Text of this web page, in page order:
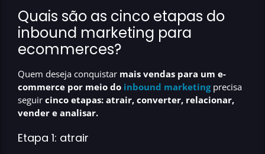
Quais são as cinco etapas do
inbound marketing para
ecommerces?
Quem deseja conquistar mais vendas para um e-
commerce por meio do inbound marketingprecisa
seguir cinco etapas: atrair, converter, relacionar,
vender e analisar.
Etapa 1: atrair